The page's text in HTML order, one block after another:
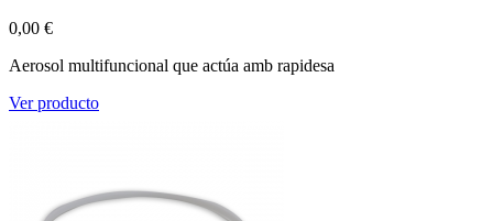
0,00 €
Aerosol multifuncional que actúa amb rapidesa
Ver producto